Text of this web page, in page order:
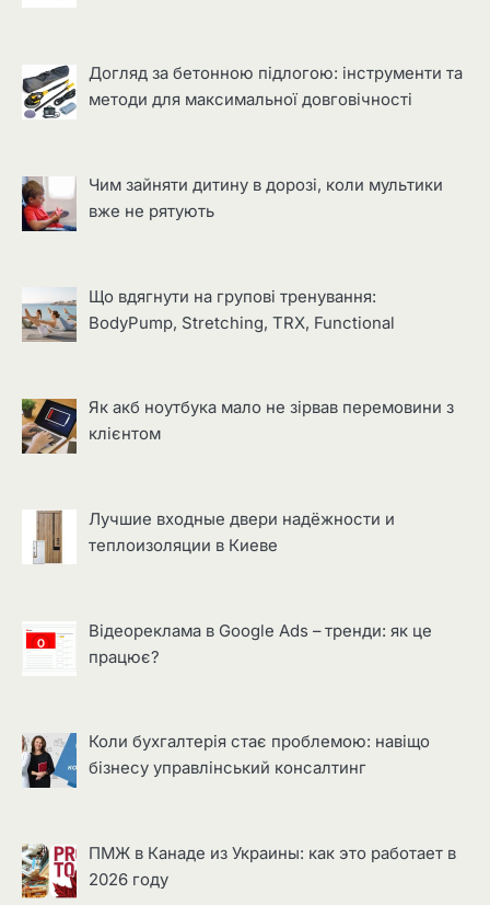
Догляд за бетонною підлогою: інструменти та
методи для максимальної довговічності
Чим зайняти дитину в дорозі, коли мультики
вже не рятують
Що вдягнути на групові тренування:
BodyPump, Stretching, TRX, Functional
Як акб ноутбука мало не зірвав перемовини з
клієнтом
Лучшие входные двери надёжности и
теплоизоляции в Киеве
Відеореклама в Google Ads – тренди: як це
працює?
Коли бухгалтерія стає проблемою: навіщо
бізнесу управлінський консалтинг
ПМЖ в Канаде из Украины: как это работает в
2026 году